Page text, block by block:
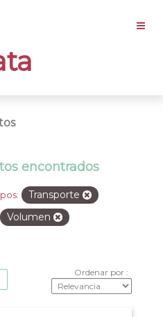
encontrados
Transporte
Volumen
Ordenar por